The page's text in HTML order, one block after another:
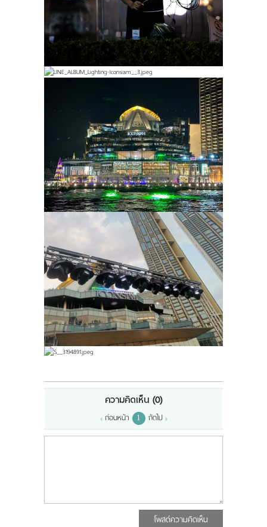
ติดต่อเรา
ความคิดเห็น (0)
ก่อนหน้า 1 ถัดไป
โพสต์ความคิดเห็น